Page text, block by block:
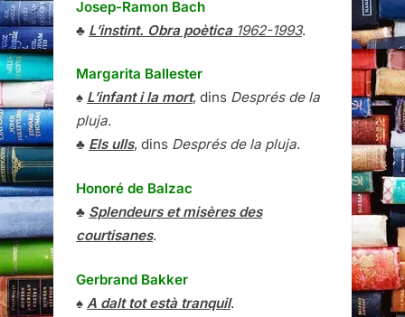
Josep-Ramon Bach
♣ L’instint. Obra poètica1962-1993.
Margarita Ballester
♠ L’infant i la mort, dins Després de la
pluja.
♣ Els ulls, dins Després de la pluja.
Honoré de Balzac
♣ Splendeurs et misères des
courtisanes.
Gerbrand Bakker
♠ A dalt tot està tranquil.